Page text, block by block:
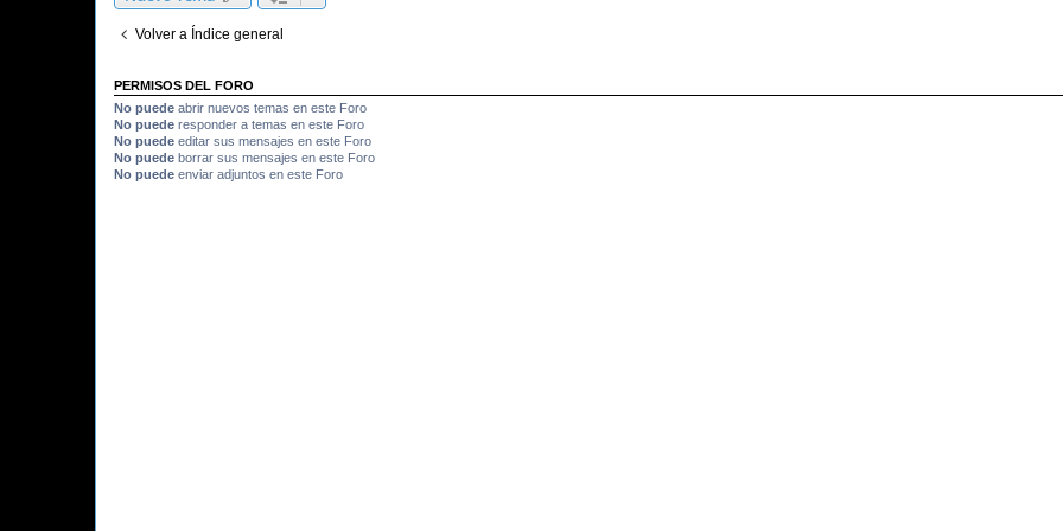
Volver a Índice general
PERMISOS DEL FORO
No puede abrir nuevos temas en este Foro
No puede responder a temas en este Foro
No puede editar sus mensajes en este Foro
No puede borrar sus mensajes en este Foro
No puede enviar adjuntos en este Foro